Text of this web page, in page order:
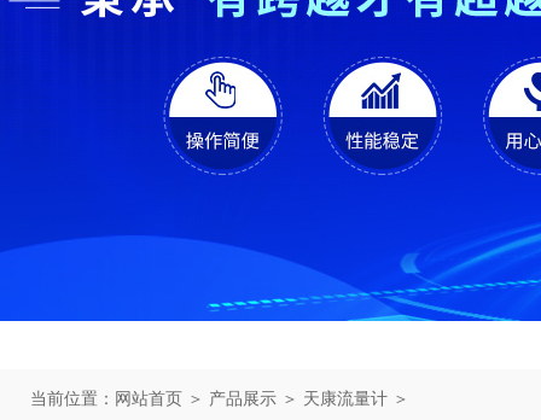
当前位置： 网站首页 ＞ 产品展示 ＞ 天康流量计 ＞